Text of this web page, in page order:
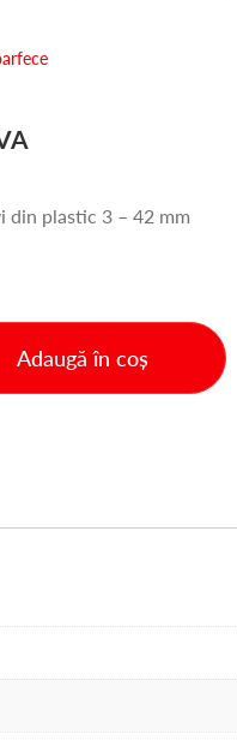
din plastic 3 – 42 mm
Adaugă în coș